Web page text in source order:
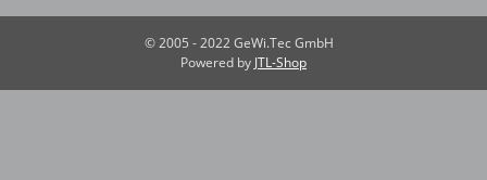
© 2005 - 2022 GeWi.Tec GmbH
Powered by JTL-Shop